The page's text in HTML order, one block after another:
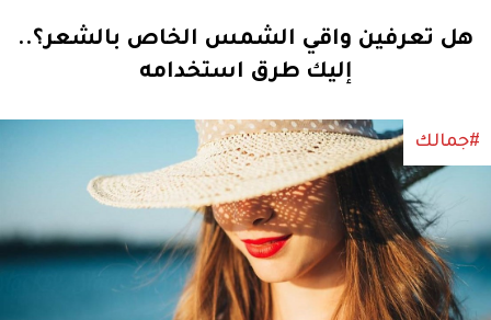
هل تعرفين واقي الشمس الخاص بالشعر؟..
إليك طرق استخدامه
#جمالك